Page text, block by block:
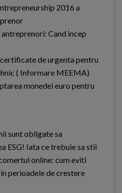
2016 a
Cand incep
de urgenta pentru
( Informare MEEMA)
monedei euro pentru
sunt obligate sa
ESG! Iata ce trebuie sa stii
online: cum eviti
perioadele de crestere